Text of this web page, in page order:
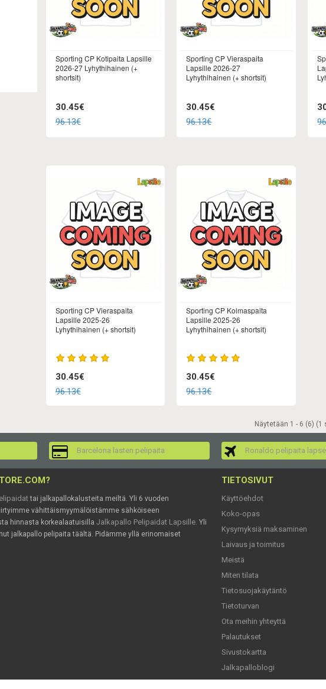
Sporting CP Kotipaita Lapsille
2026-27 Lyhythihainen (+
shortsit)
30.45€
96.13€
Sporting CP Vieraspaita
Lapsille 2026-27
Lyhythihainen (+ shortsit)
30.45€
96.13€
Sporting CP Vieraspaita
Lapsille 2025-26
Lyhythihainen (+ shortsit)
30.45€
96.13€
Sporting CP Kolmaspaita
Lapsille 2025-26
Lyhythihainen (+ shortsit)
30.45€
96.13€
Näytetään 1 - 6 (6) (1
Barcelona lasten pelipaita Ronaldo pelipaita
tai jalkapallokalusteita meiltä. Yli 6 vuoden
vähittäismyymälöistämme sähköiseen
hinnasta korkealaatuisilla Jalkapallo Pelipaidat Lapsille. Yli
jalkapallo pelipaita täältä. Pidämme yllä erinomaiset
TIETOSIVUT
Käyttöehdot
Koko-opas
Kysymyksiä maksaminen
Laivaus ja toimitus
Meistä
Miten tilata
Tietosuojakäytäntö
Tietoturvan
Ota meihin yhteyttä
Palautukset
Sivustokartta
Jalkapalloblogi